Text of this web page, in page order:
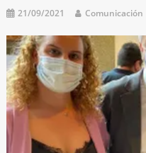
21/09/2021 Comunicación